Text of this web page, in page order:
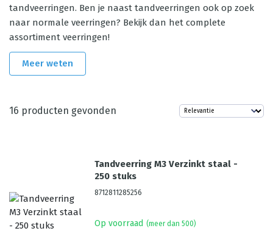
tandveerringen. Ben je naast tandveerringen ook op zoek
naar normale veerringen? Bekijk dan het complete
assortiment veerringen!
Meer weten
16 producten gevonden
Tandveerring M3 Verzinkt staal -
250 stuks
8712811285256
Op voorraad (meer dan 500)